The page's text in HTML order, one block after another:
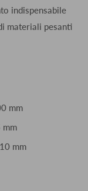
indispensabile
materiali pesanti
mm
mm
mm